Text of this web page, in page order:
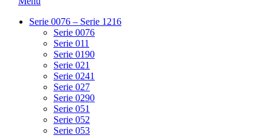
Serie 0076 – Serie 1216
Serie 0076
Serie 011
Serie 0190
Serie 021
Serie 0241
Serie 027
Serie 0290
Serie 051
Serie 052
Serie 053